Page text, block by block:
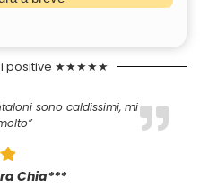
positive ★★★★★
sono caldissimi, mi
Chia***